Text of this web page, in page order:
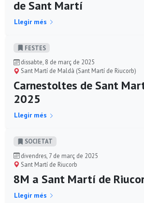
de Sant Martí
Llegir més
FESTES
dissabte, 8 de març de 2025
Sant Martí de Maldà (Sant Martí de Riucorb)
Carnestoltes de Sant
2025
Llegir més
SOCIETAT
divendres, 7 de març de 2025
Sant Martí de Riucorb
8M a Sant Martí de
Llegir més